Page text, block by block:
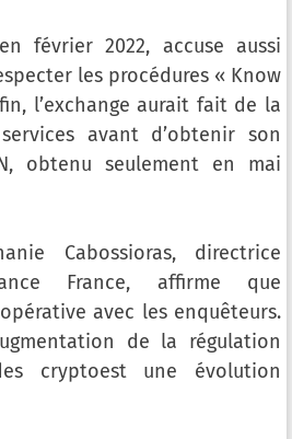
février 2022, accuse aussi
les procédures « Know
l’exchange aurait fait de la
avant d’obtenir son
obtenu seulement en mai
Cabossioras, directrice
France, affirme que
avec les enquêteurs.
de la régulation
cryptoest une évolution